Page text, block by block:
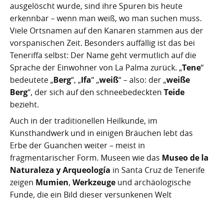
ausgelöscht wurde, sind ihre Spuren bis heute
erkennbar – wenn man weiß, wo man suchen muss.
Viele Ortsnamen auf den Kanaren stammen aus der
vorspanischen Zeit. Besonders auffällig ist das bei
Teneriffa selbst: Der Name geht vermutlich auf die
Sprache der Einwohner von La Palma zurück. „Tene“
bedeutete „Berg“, „Ifa“ „weiß“ – also: der „weiße
Berg“, der sich auf den schneebedeckten Teide
bezieht.
Auch in der traditionellen Heilkunde, im
Kunsthandwerk und in einigen Bräuchen lebt das
Erbe der Guanchen weiter – meist in
fragmentarischer Form. Museen wie das Museo de la
Naturaleza y Arqueología in Santa Cruz de Tenerife
zeigen Mumien, Werkzeuge und archäologische
Funde, die ein Bild dieser versunkenen Welt